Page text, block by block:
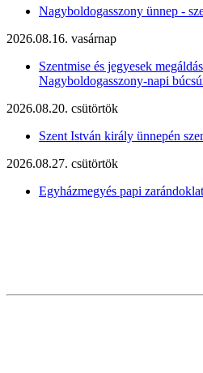
Nagyboldogasszony ünnep -
2026.08.16. vasárnap
Szentmise és jegyesek
Nagyboldogasszony-napi
2026.08.20. csütörtök
Szent István király ünnepén
2026.08.27. csütörtök
Egyházmegyés papi zarándoklat